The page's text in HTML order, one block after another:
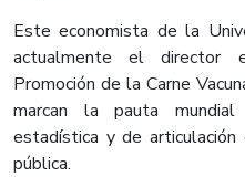
Este economista de la
actualmente el director
Promoción de la Carne
marcan la pauta
estadística y de
pública.